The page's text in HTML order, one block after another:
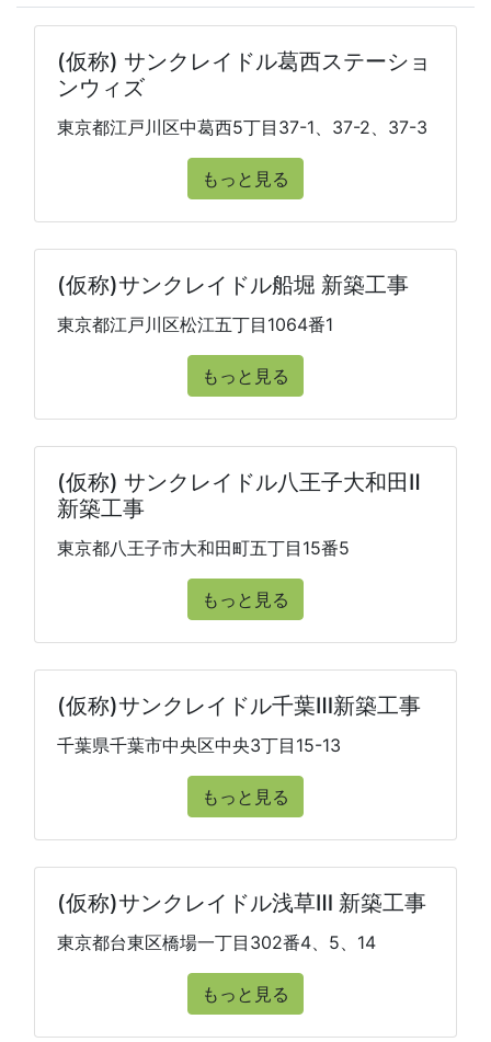
(仮称) サンクレイドル葛西ステーショ
ンウィズ
東京都江戸川区中葛西5丁目37-1、37-2、37-3
もっと見る
(仮称)サンクレイドル船堀 新築工事
東京都江戸川区松江五丁目1064番1
もっと見る
(仮称) サンクレイドル八王子大和田Ⅱ
新築工事
東京都八王子市大和田町五丁目15番5
もっと見る
(仮称)サンクレイドル千葉Ⅲ新築工事
千葉県千葉市中央区中央3丁目15-13
もっと見る
(仮称)サンクレイドル浅草Ⅲ 新築工事
東京都台東区橋場一丁目302番4、5、14
もっと見る